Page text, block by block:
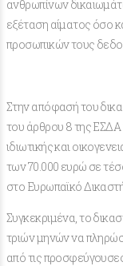
ανθρωπίνων
εξέταση αίματος όσο
προσωπικών τους
Στην απόφασή του
του άρθρου 8 της
ιδιωτικής και
των 70.000 ευρώ σε
στο Ευρωπαϊκό
Συγκεκριμένα, το
τριών μηνών να
από τις